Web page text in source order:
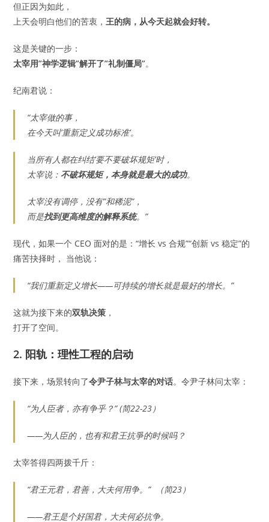
但正因为如此，
上天会明白他们的苦衷，王的病，从今天起就会好转。
这是关键的一步：
太宰用”神学逻辑”解开了”礼制僵局”。
纪南君说：
“太宰做的事，
在今天叫’重新定义成功标准’。
当所有人都在纠结’要不要破坏规矩’时，
太宰说：不破坏规矩，本身就是最大的成功。
太宰没有调停，没有”和稀泥”，
而是找到更高维度的解释系统。”
现代，如果一个 CEO 面对的是：“增长 vs 合规”“创新 vs 稳定”的
痛苦抉择时， 当他说：
“我们重新定义增长——可持续的增长就是最好的增长。”
这就为接下来的双轨决策 ，
打开了空间。
2. 阳轨：理性工程的启动
接下来，场景转向了令尹子林与太宰的对话。令尹子林问太宰：
“为人臣者，亦有争乎？” (简22-23）
——为人臣的，也有和君王抗爭的时候吗？
太宰答得四两拨千斤：
“君王元君，君善，大夫何用争。” （简23）
——君王是个好国君，大夫何必抗争。